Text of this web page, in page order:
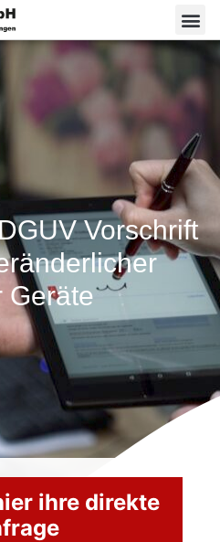
Vorschrift
Geräte
ihre direkte